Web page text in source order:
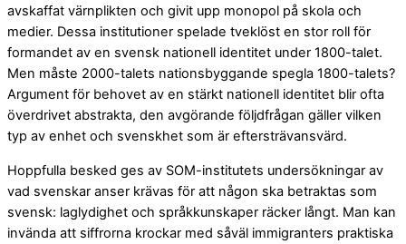
avskaffat värnplikten och givit upp monopol på skola och
medier. Dessa institutioner spelade tveklöst en stor roll för
formandet av en svensk nationell identitet under 1800-talet.
Men måste 2000-talets nationsbyggande spegla 1800-talets?
Argument för behovet av en stärkt nationell identitet blir ofta
överdrivet abstrakta, den avgörande följdfrågan gäller vilken
typ av enhet och svenskhet som är eftersträvansvärd.
Hoppfulla besked ges av SOM-institutets undersökningar av
vad svenskar anser krävas för att någon ska betraktas som
svensk: laglydighet och språkkunskaper räcker långt. Man kan
invända att siffrorna krockar med såväl immigranters praktiska